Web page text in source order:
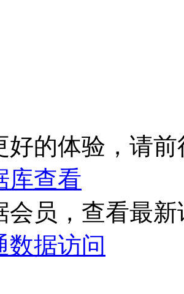
好的体验，请
库查看
会员，查看最
数据访问